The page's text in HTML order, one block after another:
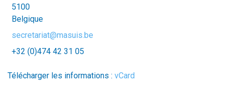
5100
Belgique
secretariat@masuis.be
+32 (0)474 42 31 05
Télécharger les informations : vCard